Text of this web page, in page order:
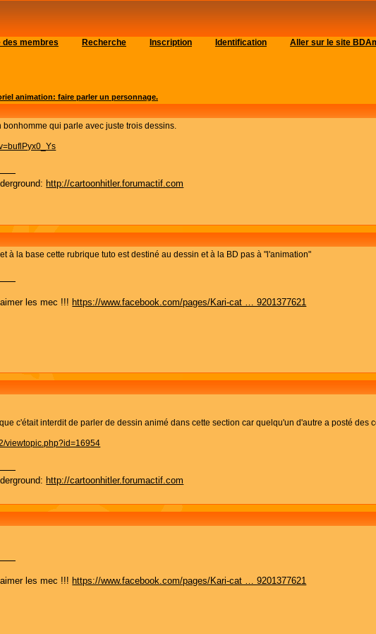
des membres Recherche Inscription Identification Aller sur le site
animation: faire parler un personnage.
qui parle avec juste trois dessins.
http://cartoonhitler.forumactif.com
à la base cette rubrique tuto est destiné au dessin et à la BD pas à "l'animation"
les mec !!!https://www.facebook.com/pages/Kari-cat … 9201377621
c'était interdit de parler de dessin animé dans cette section car quelqu'un d'autre a posté des
viewtopic.php?id=16954
http://cartoonhitler.forumactif.com
les mec !!! https://www.facebook.com/pages/Kari-cat … 9201377621